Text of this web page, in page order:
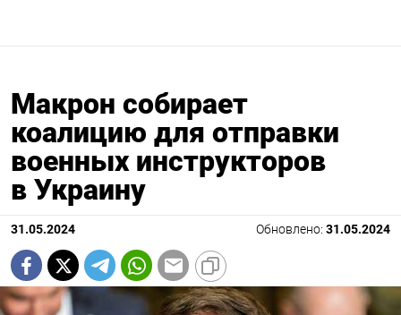
Макрон собирает
коалицию для отправки
военных инструкторов
в Украину
31.05.2024 Обновлено: 31.05.2024